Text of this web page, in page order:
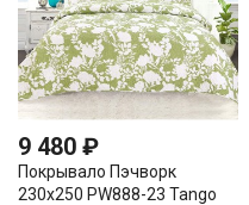
9 480 ₽
Покрывало Пэчворк
230х250 PW888-23 Tango